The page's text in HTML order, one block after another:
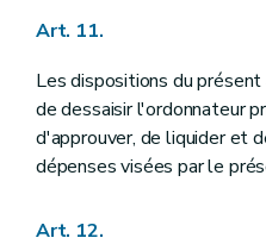
Art. 11.
Les dispositions du
de dessaisir l'ordonnateur
d'approuver, de liquider et
dépenses visées par le
Art. 12.